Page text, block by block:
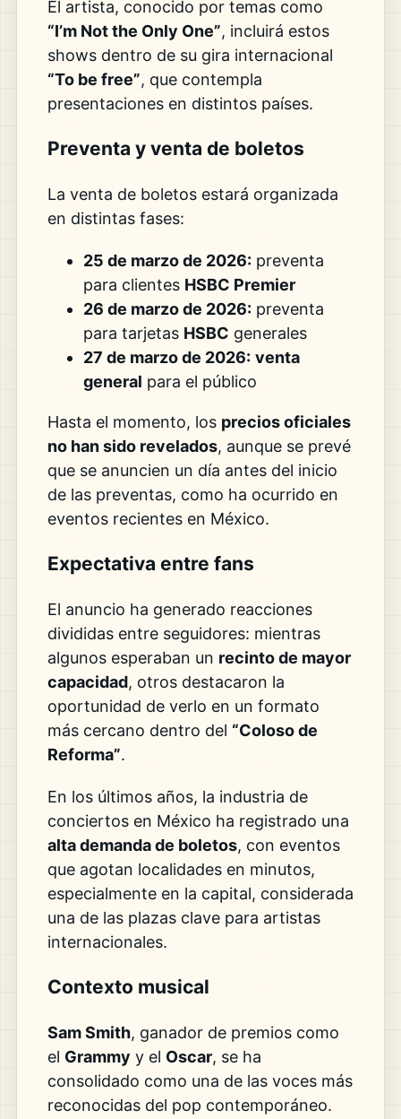
El artista, conocido por temas como
“I’m Not the Only One”, incluirá estos
shows dentro de su gira internacional
“To be free”, que contempla
presentaciones en distintos países.
Preventa y venta de boletos
La venta de boletos estará organizada
en distintas fases:
25 de marzo de 2026: preventa
para clientes HSBC Premier
26 de marzo de 2026: preventa
para tarjetas HSBC generales
27 de marzo de 2026: venta
general para el público
Hasta el momento, los precios oficiales
no han sido revelados, aunque se prevé
que se anuncien un día antes del inicio
de las preventas, como ha ocurrido en
eventos recientes en México.
Expectativa entre fans
El anuncio ha generado reacciones
divididas entre seguidores: mientras
algunos esperaban un recinto de mayor
capacidad, otros destacaron la
oportunidad de verlo en un formato
más cercano dentro del “Coloso de
Reforma”.
En los últimos años, la industria de
conciertos en México ha registrado una
alta demanda de boletos, con eventos
que agotan localidades en minutos,
especialmente en la capital, considerada
una de las plazas clave para artistas
internacionales.
Contexto musical
Sam Smith, ganador de premios como
el Grammy y el Oscar, se ha
consolidado como una de las voces más
reconocidas del pop contemporáneo.